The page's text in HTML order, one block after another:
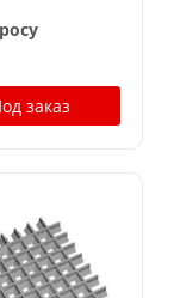
10 мм
заказ